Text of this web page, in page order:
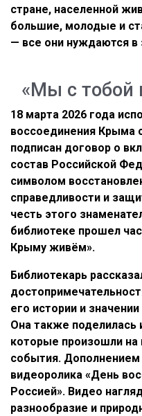
стране, населенной
большие, молодые и
— все они нуждаются в
«Мы с тобой
18 марта 2026 года
воссоединения Крыма
подписан договор о
состав Российской
символом
справедливости и
честь этого
библиотеке прошел
Крыму живём».
Библиотекарь
его истории и
Она также
которые произошли на
события. Дополнением
видеоролика «День
Россией». Видео
разнообразие и